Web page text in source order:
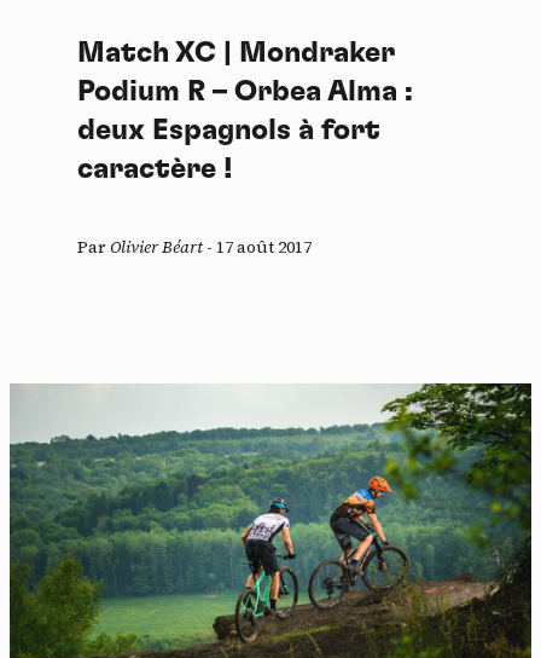
Match XC | Mondraker
Podium R – Orbea Alma :
deux Espagnols à fort
caractère !
ParOlivier Béart- 17 août 2017